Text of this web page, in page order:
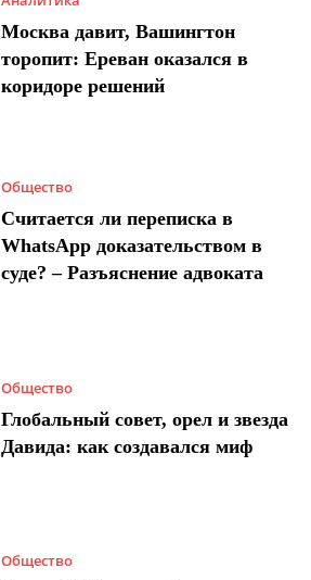
Москва давит, Вашингтон
торопит: Ереван оказался в
коридоре решений
Общество
Считается ли переписка в
WhatsApp доказательством в
суде? – Разъяснение адвоката
Общество
Глобальный совет, орел и звезда
Давида: как создавался миф
Общество